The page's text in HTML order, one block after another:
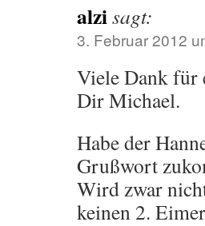
alzisagt:
3. Februar 2012
Viele Dank für
Dir Michael.
Habe der
Grußwort
Wird zwar
keinen 2.